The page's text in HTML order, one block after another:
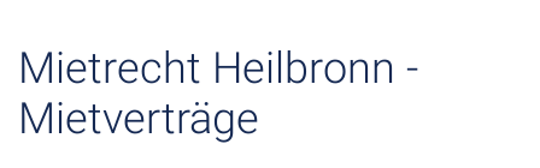
Mietrecht Heilbronn -
Mietverträge